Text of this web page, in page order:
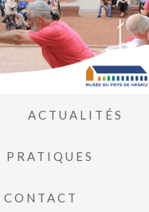
ACTUALITÉS
PRATIQUES
CONTACT